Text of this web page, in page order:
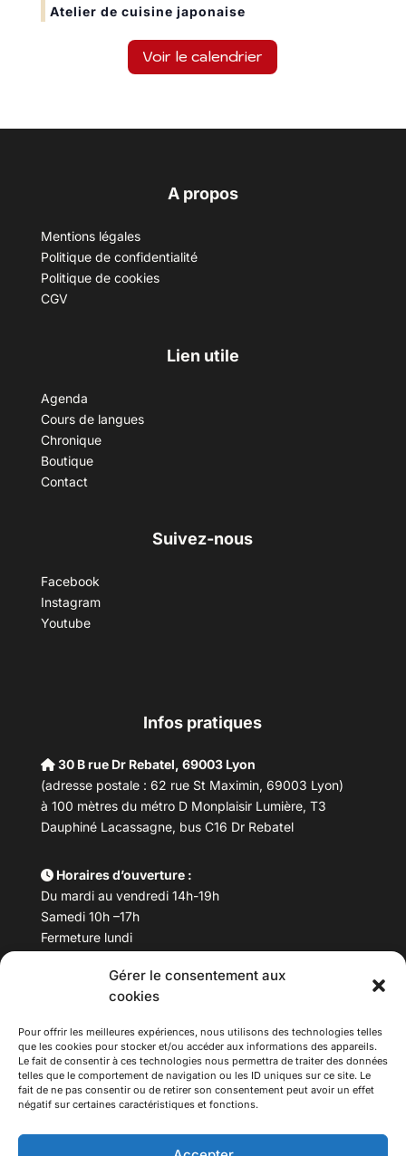
Gérer le consentement aux
cookies
Pour offrir les meilleures expériences, nous utilisons des technologies telles
que les cookies pour stocker et/ou accéder aux informations des appareils.
Le fait de consentir à ces technologies nous permettra de traiter des données
telles que le comportement de navigation ou les ID uniques sur ce site. Le
fait de ne pas consentir ou de retirer son consentement peut avoir un effet
négatif sur certaines caractéristiques et fonctions.
Atelier de cuisine japonaise
Voir le calendrier
A propos
Mentions légales
Politique de confidentialité
Politique de cookies
CGV
Lien utile
Agenda
Cours de langues
Chronique
Boutique
Contact
Suivez-nous
Facebook
Instagram
Youtube
Infos pratiques
30 B rue Dr Rebatel, 69003 Lyon
(adresse postale : 62 rue St Maximin, 69003 Lyon)
à 100 mètres du métro D Monplaisir Lumière, T3
Dauphiné Lacassagne, bus C16 Dr Rebatel
Horaires d’ouverture :
Du mardi au vendredi 14h-19h
Samedi 10h –17h
Fermeture lundi
Téléphone : 04 78 53 06 40
maisondesculturesasiatiques@asiexpo.com